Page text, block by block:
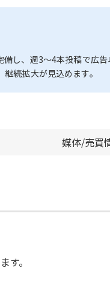
し、週3〜4本投稿で広告
続拡大が見込めます。
媒体/売買
す。